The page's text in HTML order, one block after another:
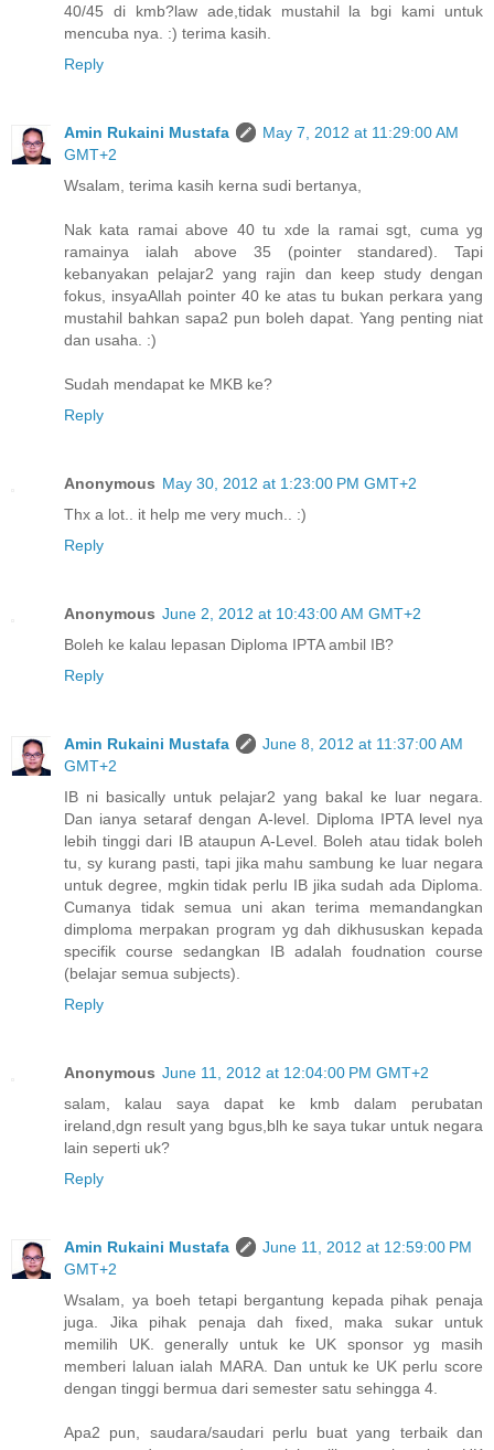
40/45 di kmb?law ade,tidak mustahil la bgi kami untuk
mencuba nya. :) terima kasih.
Reply
Amin Rukaini Mustafa
May 7, 2012 at 11:29:00 AM
GMT+2
Wsalam, terima kasih kerna sudi bertanya,
Nak kata ramai above 40 tu xde la ramai sgt, cuma yg
ramainya ialah above 35 (pointer standared). Tapi
kebanyakan pelajar2 yang rajin dan keep study dengan
fokus, insyaAllah pointer 40 ke atas tu bukan perkara yang
mustahil bahkan sapa2 pun boleh dapat. Yang penting niat
dan usaha. :)
Sudah mendapat ke MKB ke?
Reply
Anonymous May 30, 2012 at 1:23:00 PM GMT+2
Thx a lot.. it help me very much.. :)
Reply
Anonymous June 2, 2012 at 10:43:00 AM GMT+2
Boleh ke kalau lepasan Diploma IPTA ambil IB?
Reply
Amin Rukaini Mustafa
June 8, 2012 at 11:37:00 AM
GMT+2
IB ni basically untuk pelajar2 yang bakal ke luar negara.
Dan ianya setaraf dengan A-level. Diploma IPTA level nya
lebih tinggi dari IB ataupun A-Level. Boleh atau tidak boleh
tu, sy kurang pasti, tapi jika mahu sambung ke luar negara
untuk degree, mgkin tidak perlu IB jika sudah ada Diploma.
Cumanya tidak semua uni akan terima memandangkan
dimploma merpakan program yg dah dikhususkan kepada
specifik course sedangkan IB adalah foudnation course
(belajar semua subjects).
Reply
Anonymous June 11, 2012 at 12:04:00 PM GMT+2
salam, kalau saya dapat ke kmb dalam perubatan
ireland,dgn result yang bgus,blh ke saya tukar untuk negara
lain seperti uk?
Reply
Amin Rukaini Mustafa
June 11, 2012 at 12:59:00 PM
GMT+2
Wsalam, ya boeh tetapi bergantung kepada pihak penaja
juga. Jika pihak penaja dah fixed, maka sukar untuk
memilih UK. generally untuk ke UK sponsor yg masih
memberi laluan ialah MARA. Dan untuk ke UK perlu score
dengan tinggi bermua dari semester satu sehingga 4.
Apa2 pun, saudara/saudari perlu buat yang terbaik dan